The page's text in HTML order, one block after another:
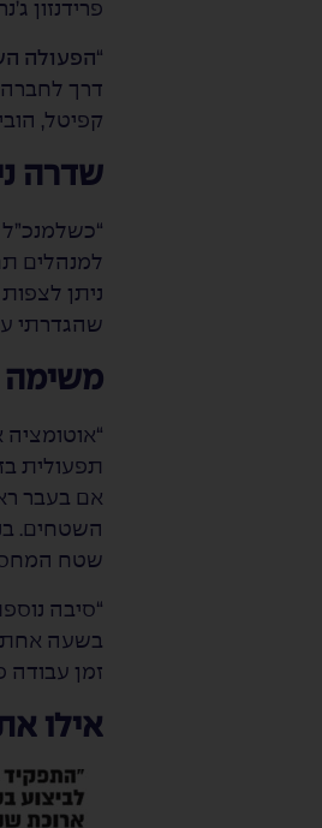
פרידנזון
“הפעולה
דרך לחברה
קפיטל,
שדרה
למנהלים
ניתן
שהגדרתי
משימה
תפעולית
השטחים.
שטח
בשעה אחת
זמן עבודה
אילו